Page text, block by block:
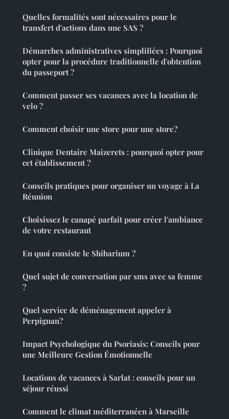
Quelles formalités sont nécessaires pour le
transfert d'actions dans une SAS ?
Démarches administratives simplifiées : Pourquoi
opter pour la procédure traditionnelle d'obtention
du passeport ?
Comment passer ses vacances avec la location de
velo ?
Comment choisir une store pour une store?
Clinique Dentaire Maizerets : pourquoi opter pour
cet établissement ?
Conseils pratiques pour organiser un voyage à La
Réunion
Choisissez le canapé parfait pour créer l'ambiance
de votre restaurant
En quoi consiste le Shibarium ?
Quel sujet de conversation par sms avec sa femme
?
Quel service de déménagement appeler à
Perpignan?
Impact Psychologique du Psoriasis: Conseils pour
une Meilleure Gestion Émotionnelle
Locations de vacances à Sarlat : conseils pour un
séjour réussi
Comment le climat méditerranéen à Marseille